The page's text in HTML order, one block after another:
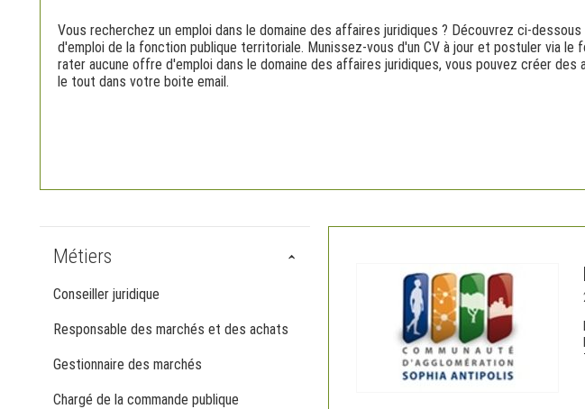
Vous recherchez un emploi dans le domaine des affaires juridiques ? Découvrez ci-
d'emploi de la fonction publique territoriale. Munissez-vous d'un CV à jour et postuler via le
rater aucune offre d'emploi dans le domaine des affaires juridiques, vous pouvez créer des
le tout dans votre boite email.
Métiers
Conseiller juridique
Responsable des marchés et des achats
Gestionnaire des marchés
Chargé de la commande publique